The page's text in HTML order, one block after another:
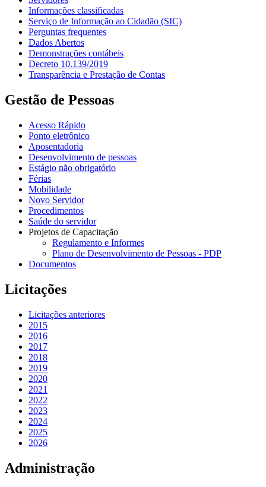
Informações classificadas
Serviço de Informação ao Cidadão (SIC)
Perguntas frequentes
Dados Abertos
Demonstrações contábeis
Decreto 10.139/2019
Transparência e Prestação de Contas
Gestão de Pessoas
Acesso Rápido
Ponto eletrônico
Aposentadoria
Desenvolvimento de pessoas
Estágio não obrigatório
Férias
Mobilidade
Novo Servidor
Procedimentos
Saúde do servidor
Projetos de Capacitação
Regulamento e Informes
Plano de Desenvolvimento de Pessoas - PDP
Documentos
Licitações
Licitações anteriores
2015
2016
2017
2018
2019
2020
2021
2022
2023
2024
2025
2026
Administração